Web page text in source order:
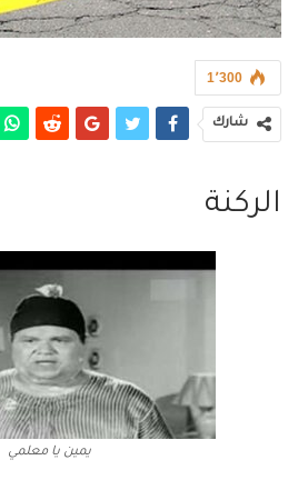
1٬300
شارك
الركنة
يمين يا معلمي